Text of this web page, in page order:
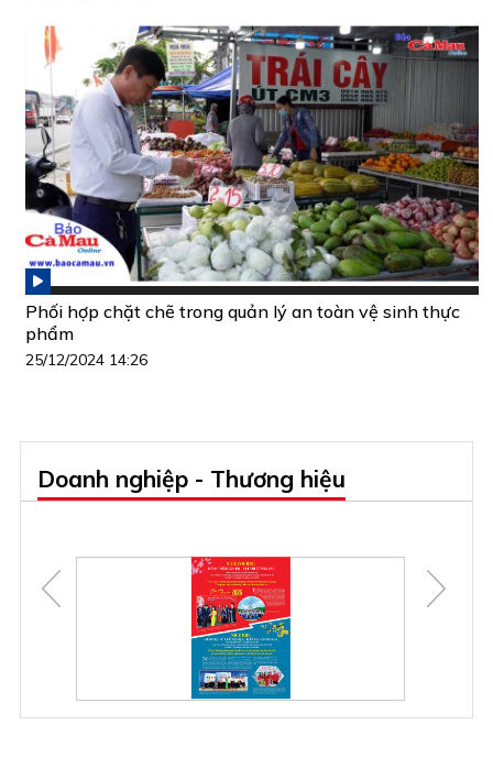
Phối hợp chặt chẽ trong quản lý an toàn vệ sinh thực
phẩm
25/12/2024 14:26
Doanh nghiệp - Thương hiệu